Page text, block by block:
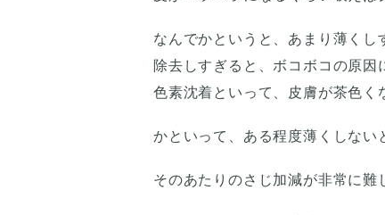
なんでかというと、あまり薄くし
除去しすぎると、ボコボコの原因
色素沈着といって、皮膚が茶色く
かといって、ある程度薄くしない
そのあたりのさじ加減が非常に難